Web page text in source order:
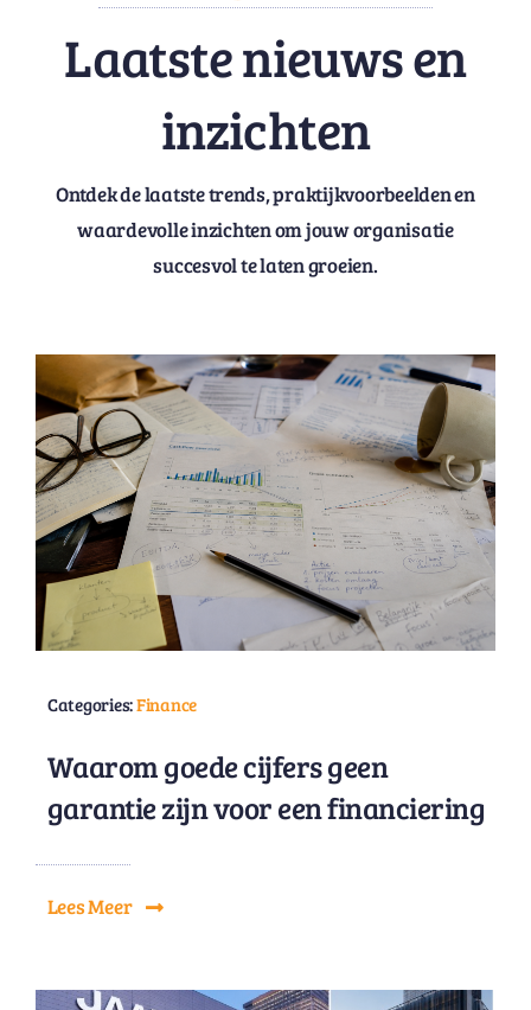
Laatste nieuws en
inzichten
Ontdek de laatste trends, praktijkvoorbeelden en
waardevolle inzichten om jouw organisatie
succesvol te laten groeien.
Categories:Finance
Waarom goede cijfers geen
garantie zijn voor een financiering
Lees Meer